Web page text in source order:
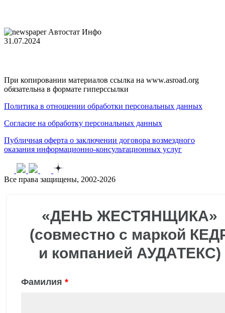
Автостат Инфо
31.07.2024
При копировании материалов ссылка на www.asroad.org
обязательна в формате гиперссылки
Политика в отношении обработки персональных данных
Согласие на обработку персональных данных
Публичная оферта о заключении договора возмездного
оказания информационно-консультационных услуг
Все права защищены, 2002-2026